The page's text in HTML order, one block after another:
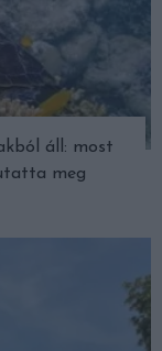
áll: most
meg